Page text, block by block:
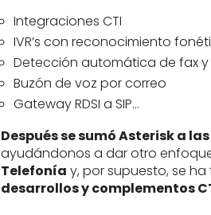
Integraciones CTI
IVR’s con reconocimiento
Detección automática de fax
Buzón de voz por correo
Gateway RDSI a SIP…
Después se sumó Asterisk a
ayudándonos a dar otro
Telefonía y, por supuesto, se
desarrollos y complementos